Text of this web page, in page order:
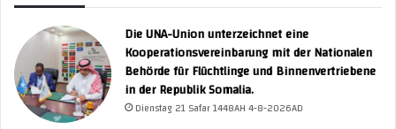
Die UNA-Union unterzeichnet eine
Kooperationsvereinbarung mit der Nationalen
Behörde für Flüchtlinge und Binnenvertriebene
in der Republik Somalia.
Dienstag 21 Safar 1448AH 4-8-2026AD